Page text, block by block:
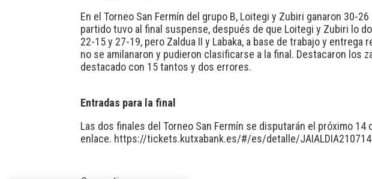
En el Torneo San Fermín del grupo B, Loitegi y Zubiri ganaron 30-
partido tuvo al final suspense, después de que Loitegi y Zubiri lo
22-15 y 27-19, pero Zaldua II y Labaka, a base de trabajo y
no se amilanaron y pudieron clasificarse a la final. Destacaron los
destacado con 15 tantos y dos errores.
Entradas para la final
Las dos finales del Torneo San Fermín se disputarán el próximo
enlace. https://tickets.kutxabank.es/#/es/detalle/